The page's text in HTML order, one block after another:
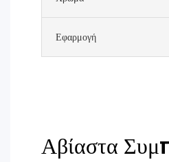
Εφαρμογή
Αβίαστα